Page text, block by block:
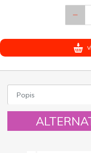
Popis